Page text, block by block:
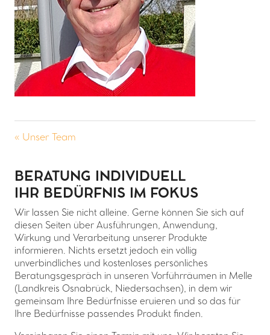
« Unser Team
BERATUNG INDIVIDUELL
IHR BEDÜRFNIS IM FOKUS
Wir lassen Sie nicht alleine. Gerne können Sie sich auf
diesen Seiten über Ausführungen, Anwendung,
Wirkung und Verarbeitung unserer Produkte
informieren. Nichts ersetzt jedoch ein völlig
unverbindliches und kostenloses persönliches
Beratungsgespräch in unseren Vorführräumen in Melle
(Landkreis Osnabrück, Niedersachsen), in dem wir
gemeinsam Ihre Bedürfnisse eruieren und so das für
Ihre Bedürfnisse passendes Produkt finden.